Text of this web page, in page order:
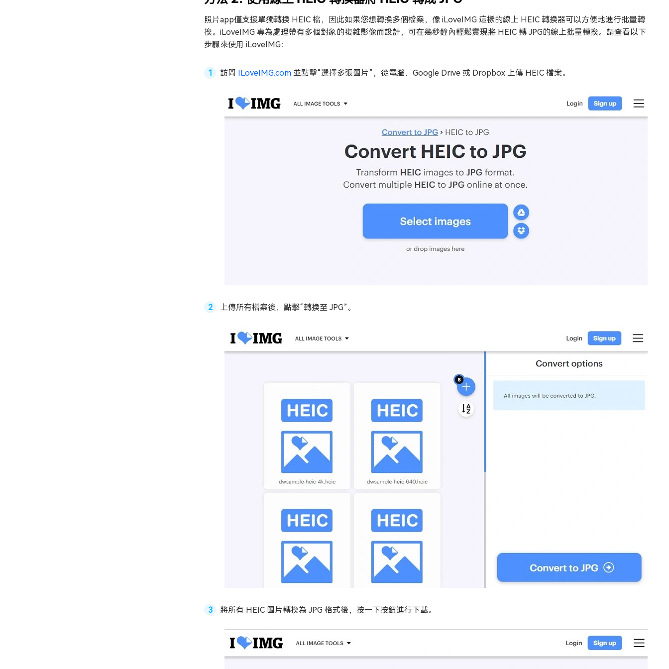
照片app僅支援單獨轉換 HEIC 檔，因此如果您想轉換多個檔案，像 iLoveIMG 這樣的線上 HEIC 轉換器可以方便地進行批量轉
換。iLoveIMG 專為處理帶有多個對象的複雜影像而設計，可在幾秒鐘內輕鬆實現將 HEIC 轉 JPG的線上批量轉換。請查看以下
步驟來使用 iLoveIMG：
訪問 ILoveIMG.com 並點擊“選擇多張圖片”，從電腦、Google Drive 或 Dropbox 上傳 HEIC 檔案。
上傳所有檔案後，點擊“轉換至 JPG”。
將所有 HEIC 圖片轉換為 JPG 格式後，按一下按鈕進行下載。